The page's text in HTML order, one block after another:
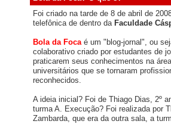
Foi criado na tarde de 8 de abril de
telefônica de dentro da Faculdade
Bola da Foca é um "blog-jornal", ou
colaborativo criado por estudantes de
praticarem seus conhecimentos na
universitários que se tornaram
reconhecidos.
A ideia inicial? Foi de Thiago Dias, 2º
turma A. Execução? Foi realizada por
Zambarda, que era da outra sala, a